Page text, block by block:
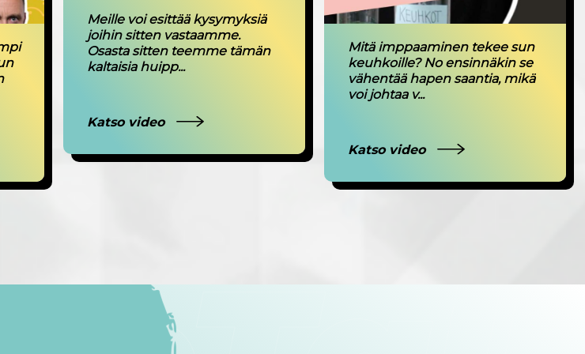
Meille voi esittää kysymyksiä
joihin sitten vastaamme.
Osasta sitten teemme tämän
kaltaisia huipp...
Katso video
Mitä imppaaminen tekee sun
keuhkoille? No ensinnäkin se
vähentää hapen saantia, mikä
voi johtaa v...
Katso video